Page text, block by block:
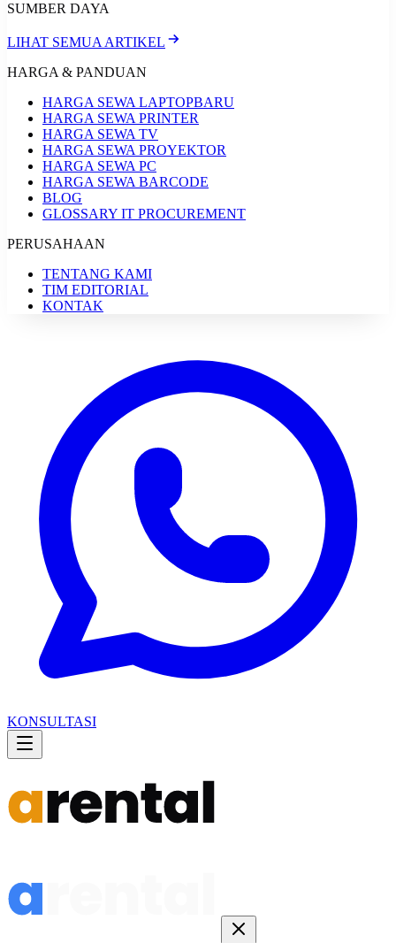
SUMBER DAYA
LIHAT SEMUA ARTIKEL
HARGA & PANDUAN
HARGA SEWA LAPTOPBARU
HARGA SEWA PRINTER
HARGA SEWA TV
HARGA SEWA PROYEKTOR
HARGA SEWA PC
HARGA SEWA BARCODE
BLOG
GLOSSARY IT PROCUREMENT
PERUSAHAAN
TENTANG KAMI
TIM EDITORIAL
KONTAK
KONSULTASI